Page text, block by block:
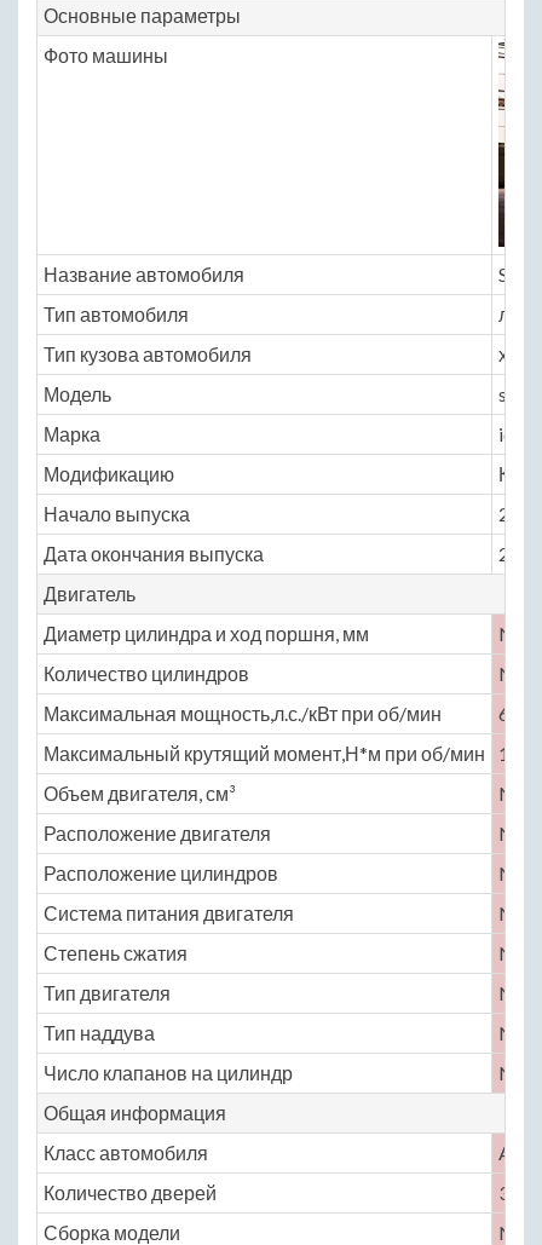
Основные параметры
Фото машины
Название автомобиля
Тип автомобиля
Тип кузова автомобиля
Модель
scion
Марка
iqq
Модификацию
Начало выпуска
2011
Дата окончания выпуска
2016
Двигатель
Диаметр цилиндра и ход поршня, мм
No
Количество цилиндров
No
Максимальная мощность,л.с./кВт при об/мин
63 /
Максимальный крутящий момент,Н*м при об/мин
163
Объем двигателя, см³
No
Расположение двигателя
No
Расположение цилиндров
No
Система питания двигателя
No
Степень сжатия
No
Тип двигателя
No
Тип наддува
No
Число клапанов на цилиндр
No
Общая информация
Класс автомобиля
A
Количество дверей
3
Сборка модели
No